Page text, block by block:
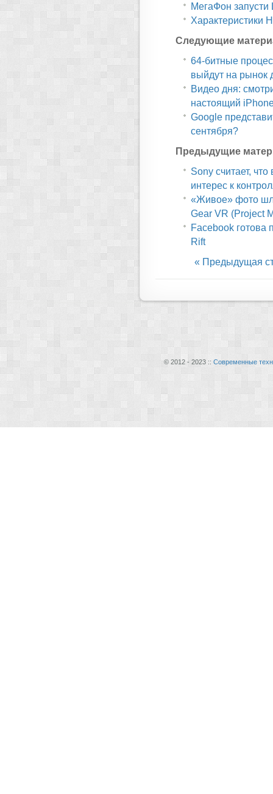
МегаФон
Характеристики
Следующие
64-битные
выйдут на рынок
Видео дня:
настоящий
Google
сентября?
Предыдущие
Sony считает,
интерес к
«Живое» фото
Gear VR (Project
Facebook готова
Rift
« Предыдущая
© 2012 - 2023 :: Современные